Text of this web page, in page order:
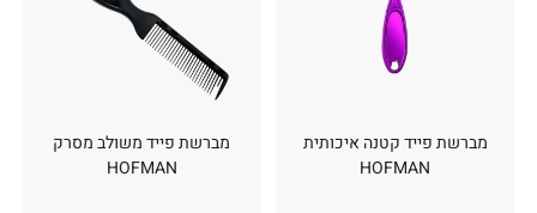
מברשת פייד משולב מסרק
HOFMAN
מברשת פייד קטנה איכותית
HOFMAN